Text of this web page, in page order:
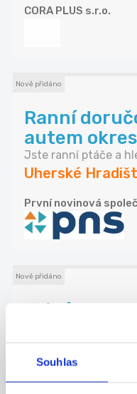
Souhlas
CORA PLUS s.r.o.
Nově přidáno
Ranní
autem
Jste ranní ptáče a
Uherské
První novinová
Nově přidáno
Brigáda na
Jste ranní ptáče a
Uherské Hradiště